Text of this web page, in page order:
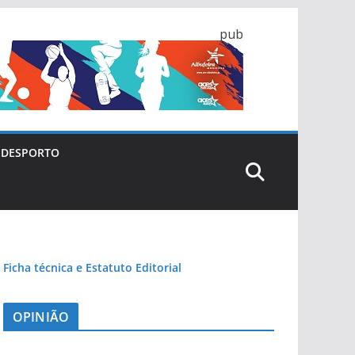
pub
DESPORTO
Ficha técnica e Estatuto Editorial
OPINIÃO